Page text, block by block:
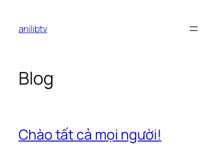
phầnanilibtv
Blog
Chào tất cả mọi người!